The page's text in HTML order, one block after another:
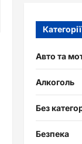
Категорії
Авто та
Алкоголь
Без
Безпека